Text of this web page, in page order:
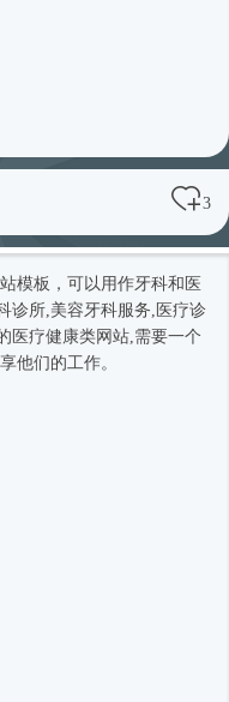
3
模板 ，可以用作牙科和医
诊所,美容牙科服务,医疗诊
医疗健康类网站,需要一个
他们的工作。